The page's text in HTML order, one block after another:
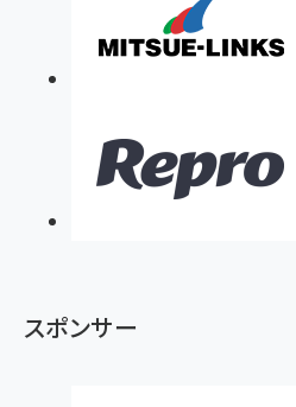
スポンサー